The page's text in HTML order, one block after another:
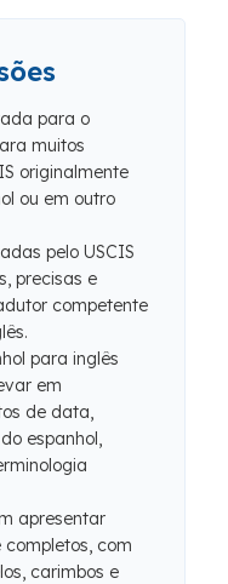
para o
muitos
originalmente
ou em outro
pelo USCIS
precisas e
competente
para inglês
em
de data,
espanhol,
apresentar
com
carimbos e